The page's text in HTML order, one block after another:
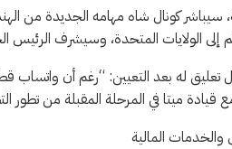
كونال شاه مهامه الجديدة من الهند
إلى الولايات المتحدة، وسيشرف الرئيس
تعليق له بعد التعيين: “رغم أن واتساب
قيادة ميتا في المرحلة المقبلة من تطور
والخدمات المالية